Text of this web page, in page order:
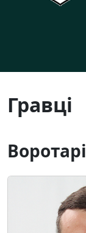
Гравці
Воротарі